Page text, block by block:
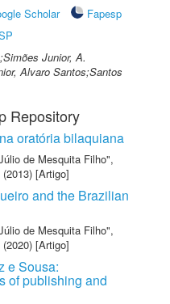
Scholar
Fapesp
Junior, A.
Alvaro Santos;Santos
Repository
oratória bilaquiana
de Mesquita Filho",
(2013) [Artigo]
and the Brazilian
de Mesquita Filho",
(2020) [Artigo]
e Sousa:
of publishing and